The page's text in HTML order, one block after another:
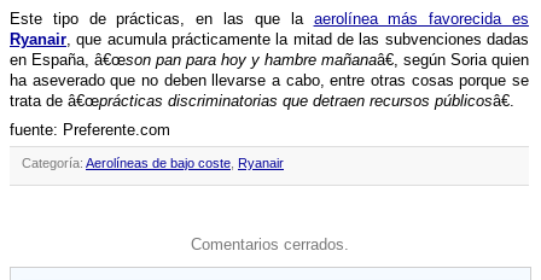
Este tipo de prácticas, en las que la aerolí­nea más favorecida es
Ryanair, que acumula prácticamente la mitad de las subvenciones dadas
en España, â€œson pan para hoy y hambre mañanaâ€, según Soria quien
ha aseverado que no deben llevarse a cabo, entre otras cosas porque se
trata de â€œprácticas discriminatorias que detraen recursos públicosâ€.
fuente: Preferente.com
Categoría: Aerolíneas de bajo coste Ryanair
Comentarios cerrados.